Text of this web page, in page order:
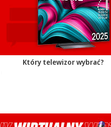
Który telewizor wybrać?